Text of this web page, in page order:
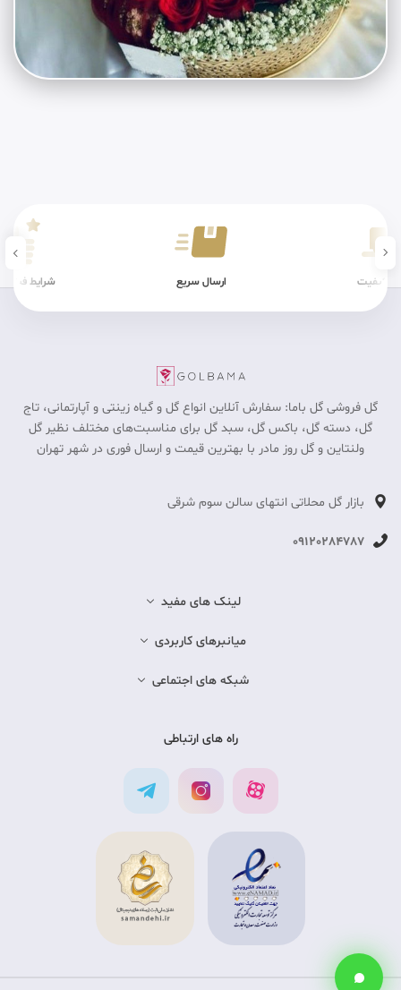
کیفیت ارسال سریع شرایط
گل فروشی گل باما: سفارش آنلاین انواع گل و گیاه زینتی و آپارتمانی، تاج
گل، دسته گل، باکس گل، سبد گل برای مناسبت‎‌های مختلف نظیر گل
ولنتاین و گل روز مادر با بهترین قیمت و ارسال فوری در شهر تهران
بازار گل محلاتی انتهای سالن سوم شرقی
09120284787
لینک های مفید
میانبرهای کاربردی
شبکه های اجتماعی
راه های ارتباطی